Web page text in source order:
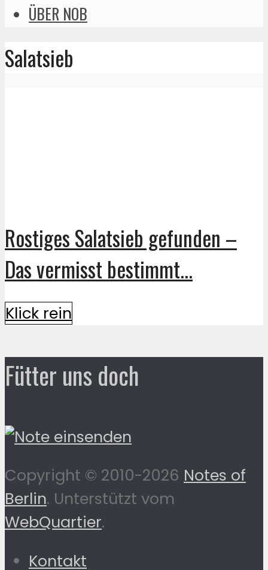
ÜBER NOB
Salatsieb
Rostiges Salatsieb gefunden –
Das vermisst bestimmt...
Klick rein
Fütter uns doch
Copyright © 2010-2026 Notes of
Berlin. Unterstützt vom
WebQuartier.
Kontakt